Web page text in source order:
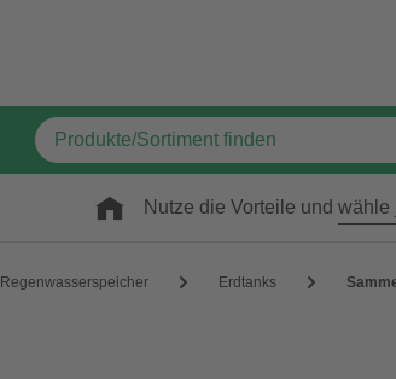
Nutze die Vorteile und wähle
Regenwasserspeicher Erdtanks